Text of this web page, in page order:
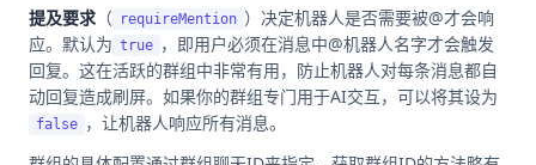
提及要求 （ requireMention ）决定机器人是否需要被@才会响
应。默认为 true ，即用户必须在消息中@机器人名字才会触发
回复。这在活跃的群组中非常有用，防止机器人对每条消息都自
动回复造成刷屏。如果你的群组专门用于AI交互，可以将其设为
false ，让机器人响应所有消息。